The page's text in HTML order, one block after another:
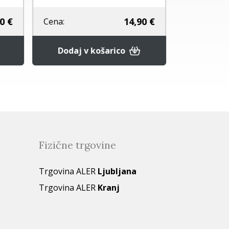
€ Cena: 14,90 €
Dodaj v košarico
Fizične trgovine
Trgovina ALER Ljubljana
Trgovina ALER Kranj